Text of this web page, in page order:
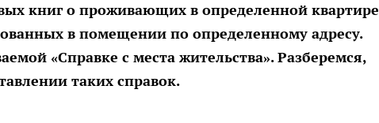
книг о проживающих в определенной квартире
в помещении по определенному адресу.
ой «Справке с места жительства».Разберемся,
таких справок.